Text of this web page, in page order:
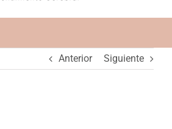
Anterior Siguiente